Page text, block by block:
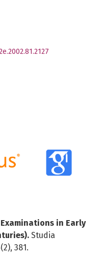
in Early
Studia
(2), 381.